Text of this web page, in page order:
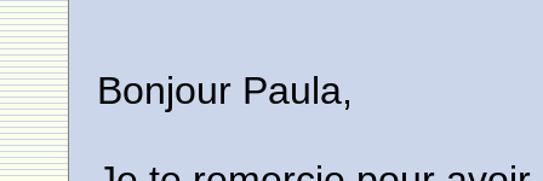
Bonjour Paula,